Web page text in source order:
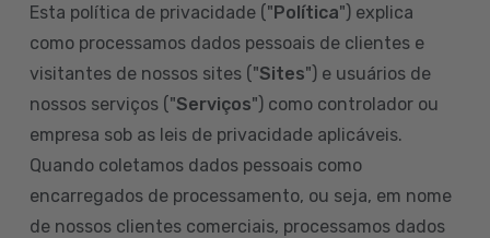
Esta política de privacidade ("Política") explica
como processamos dados pessoais de clientes e
visitantes de nossos sites ("Sites") e usuários de
nossos serviços ("Serviços") como controlador ou
empresa sob as leis de privacidade aplicáveis.
Quando coletamos dados pessoais como
encarregados de processamento, ou seja, em nome
de nossos clientes comerciais, processamos dados